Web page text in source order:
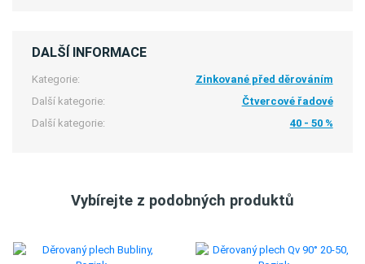
DALŠÍ INFORMACE
Kategorie:
Zinkované před děrováním
Další kategorie:
Čtvercové řadové
Další kategorie:
40 - 50 %
Vybírejte z podobných produktů